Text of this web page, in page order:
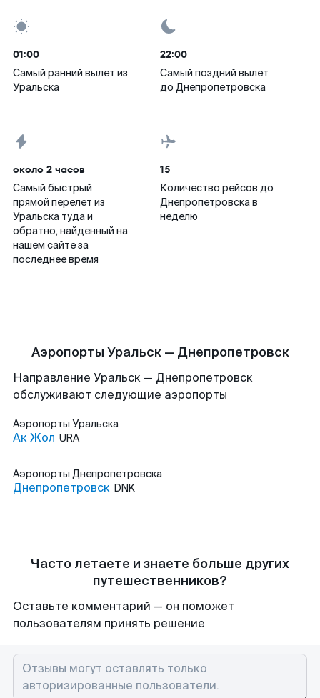
01:00
Самый ранний вылет из
Уральска
22:00
Самый поздний вылет
до Днепропетровска
около 2 часов
Самый быстрый
прямой перелет из
Уральска туда и
обратно, найденный на
нашем сайте за
последнее время
15
Количество рейсов до
Днепропетровска в
неделю
Аэропорты Уральск — Днепропетровск
Направление Уральск — Днепропетровск
обслуживают следующие аэропорты
Аэропорты Уральска
Ак Жол URA
Аэропорты Днепропетровска
Днепропетровск DNK
Часто летаете и знаете больше других
путешественников?
Оставьте комментарий — он поможет
пользователям принять решение